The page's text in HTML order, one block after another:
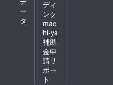
ー
タ
ディ
ング
mac
hi-ya
補助
金申
請サ
ポー
ト